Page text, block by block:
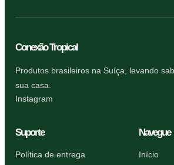
Conexão Tropical
Produtos brasileiros na Suíça, levando
sua casa.
Instagram
Suporte
Política de entrega
Navegue
Início